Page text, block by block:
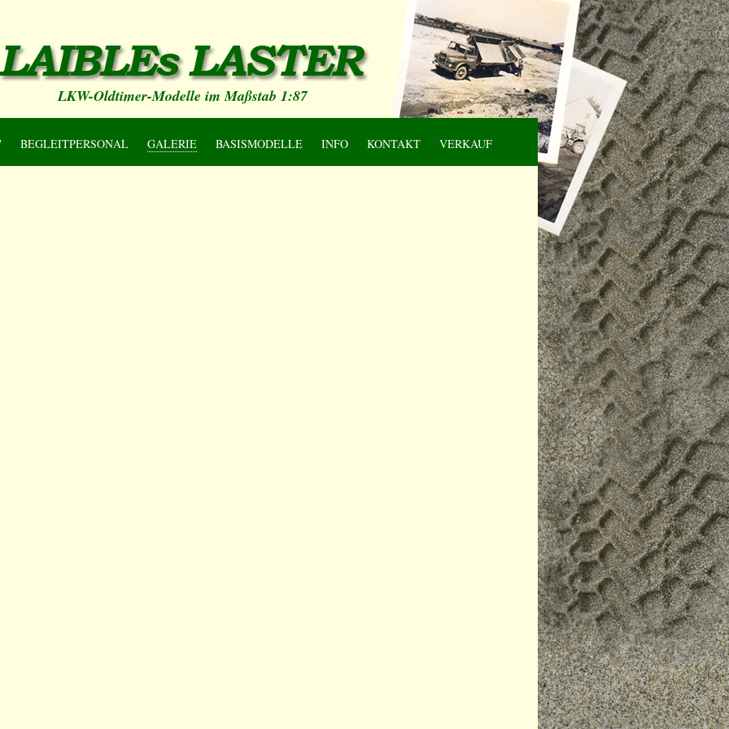
BEGLEITPERSONAL GALERIE BASISMODELLE INFO KONTAKT VERKAUF
LKW-Oldtimer-Modelle im Maßstab 1:87